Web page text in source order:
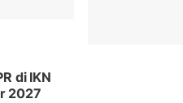
di IKN
2027